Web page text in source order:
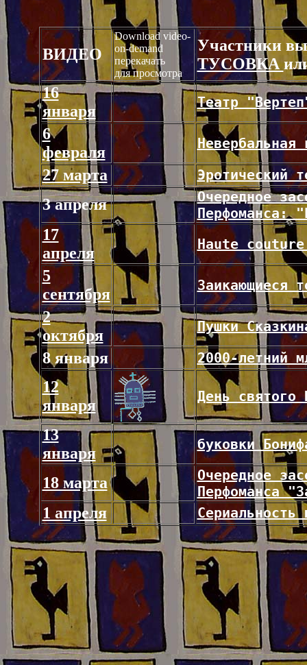
ВИДЕО
Download video-
on-demand
перекачать
для просмотра
Участники
ТУСОВКА
16
января
Театр
6
февраля
Невербальная
27 марта Эротический
3 апреля
Очередное
Перфоманса:
17
апреля
Haute couture
5
сентября
Заикающиеся
2
октября
Пушки
8 января 2000-летний
12
января
День святого
13
января
буковки
18 марта
Очередное
Перфоманса
1 апреля Сериальность